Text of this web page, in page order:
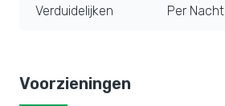
Verduidelijken
Per Nacht
Voorzieningen